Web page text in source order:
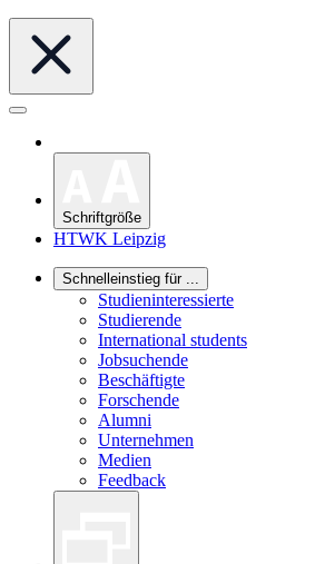
Schriftgröße
HTWK Leipzig
Schnelleinstieg für ...
Studieninteressierte
Studierende
International students
Jobsuchende
Beschäftigte
Forschende
Alumni
Unternehmen
Medien
Feedback